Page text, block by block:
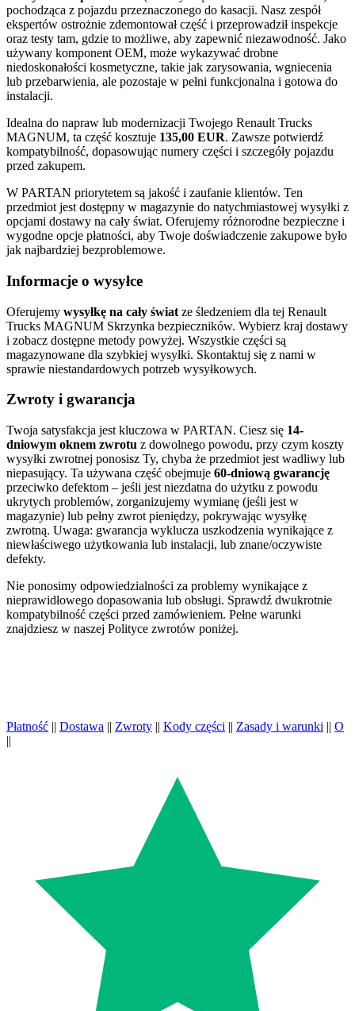
pochodząca z pojazdu przeznaczonego do kasacji. Nasz zespół
ekspertów ostrożnie zdemontował część i przeprowadził inspekcje
oraz testy tam, gdzie to możliwe, aby zapewnić niezawodność. Jako
używany komponent OEM, może wykazywać drobne
niedoskonałości kosmetyczne, takie jak zarysowania, wgniecenia
lub przebarwienia, ale pozostaje w pełni funkcjonalna i gotowa do
instalacji.
Idealna do napraw lub modernizacji Twojego Renault Trucks
MAGNUM, ta część kosztuje 135,00 EUR. Zawsze potwierdź
kompatybilność, dopasowując numery części i szczegóły pojazdu
przed zakupem.
W PARTAN priorytetem są jakość i zaufanie klientów. Ten
przedmiot jest dostępny w magazynie do natychmiastowej wysyłki z
opcjami dostawy na cały świat. Oferujemy różnorodne bezpieczne i
wygodne opcje płatności, aby Twoje doświadczenie zakupowe było
jak najbardziej bezproblemowe.
Informacje o wysyłce
Oferujemy wysyłkę na cały świat ze śledzeniem dla tej Renault
Trucks MAGNUM Skrzynka bezpieczników. Wybierz kraj dostawy
i zobacz dostępne metody powyżej. Wszystkie części są
magazynowane dla szybkiej wysyłki. Skontaktuj się z nami w
sprawie niestandardowych potrzeb wysyłkowych.
Zwroty i gwarancja
Twoja satysfakcja jest kluczowa w PARTAN. Ciesz się 14-
dniowym oknem zwrotu z dowolnego powodu, przy czym koszty
wysyłki zwrotnej ponosisz Ty, chyba że przedmiot jest wadliwy lub
niepasujący. Ta używana część obejmuje 60-dniową gwarancję
przeciwko defektom – jeśli jest niezdatna do użytku z powodu
ukrytych problemów, zorganizujemy wymianę (jeśli jest w
magazynie) lub pełny zwrot pieniędzy, pokrywając wysyłkę
zwrotną. Uwaga: gwarancja wyklucza uszkodzenia wynikające z
niewłaściwego użytkowania lub instalacji, lub znane/oczywiste
defekty.
Nie ponosimy odpowiedzialności za problemy wynikające z
nieprawidłowego dopasowania lub obsługi. Sprawdź dwukrotnie
kompatybilność części przed zamówieniem. Pełne warunki
znajdziesz w naszej Polityce zwrotów poniżej.
Płatność || Dostawa || Zwroty || Kody części || Zasady i warunki || O
||